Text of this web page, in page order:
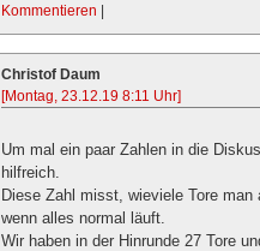
Kommentieren |
Christof Daum
[Montag, 23.12.19 8:11 Uhr]
Um mal ein paar Zahlen in die
hilfreich.
Diese Zahl misst, wieviele Tore man
wenn alles normal läuft.
Wir haben in der Hinrunde 27 Tore